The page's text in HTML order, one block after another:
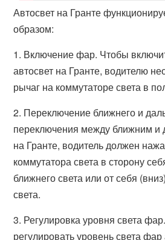
Автосвет на Гранте
образом:
1. Включение фар. Чтобы
автосвет на Гранте, водителю
рычаг на коммутаторе света в
2. Переключение ближнего и
переключения между ближним и
на Гранте, водитель должен
коммутатора света в сторону
ближнего света или от себя
света.
3. Регулировка уровня света
регулировать уровень света